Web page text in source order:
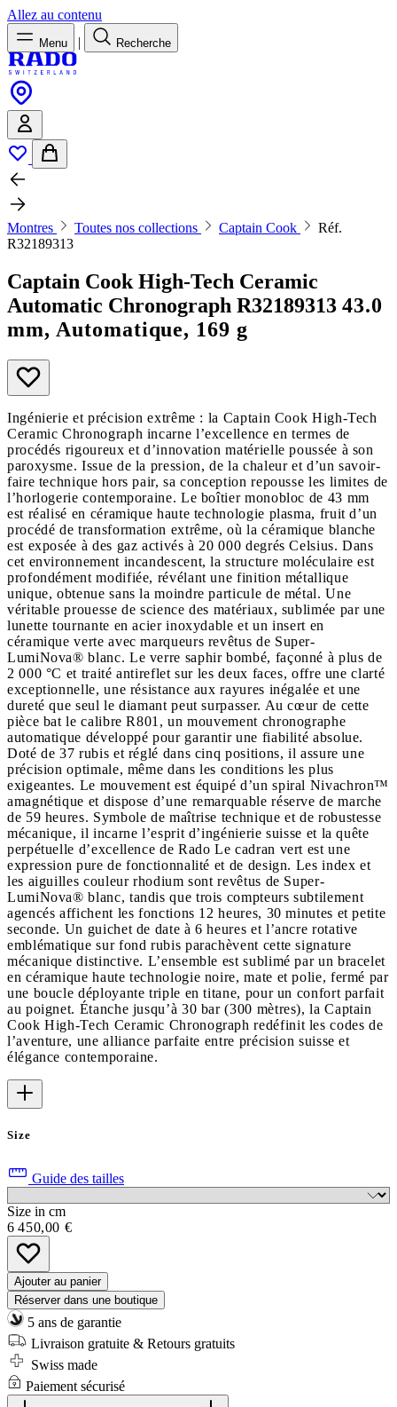
Allez au contenu
Menu | Recherche
Montres Toutes nos collections Captain Cook
Réf.
R32189313
Captain Cook High-Tech Ceramic
Automatic Chronograph R32189313 43.0
mm, Automatique, 169 g
Ingénierie et précision extrême : la Captain Cook High-Tech
Ceramic Chronograph incarne l’excellence en termes de
procédés rigoureux et d’innovation matérielle poussée à son
paroxysme. Issue de la pression, de la chaleur et d’un savoir-
faire technique hors pair, sa conception repousse les limites de
l’horlogerie contemporaine. Le boîtier monobloc de 43 mm
est réalisé en céramique haute technologie plasma, fruit d’un
procédé de transformation extrême, où la céramique blanche
est exposée à des gaz activés à 20 000 degrés Celsius. Dans
cet environnement incandescent, la structure moléculaire est
profondément modifiée, révélant une finition métallique
unique, obtenue sans la moindre particule de métal. Une
véritable prouesse de science des matériaux, sublimée par une
lunette tournante en acier inoxydable et un insert en
céramique verte avec marqueurs revêtus de Super-
LumiNova® blanc. Le verre saphir bombé, façonné à plus de
2 000 °C et traité antireflet sur les deux faces, offre une clarté
exceptionnelle, une résistance aux rayures inégalée et une
dureté que seul le diamant peut surpasser. Au cœur de cette
pièce bat le calibre R801, un mouvement chronographe
automatique développé pour garantir une fiabilité absolue.
Doté de 37 rubis et réglé dans cinq positions, il assure une
précision optimale, même dans les conditions les plus
exigeantes. Le mouvement est équipé d’un spiral Nivachron™
amagnétique et dispose d’une remarquable réserve de marche
de 59 heures. Symbole de maîtrise technique et de robustesse
mécanique, il incarne l’esprit d’ingénierie suisse et la quête
perpétuelle d’excellence de Rado Le cadran vert est une
expression pure de fonctionnalité et de design. Les index et
les aiguilles couleur rhodium sont revêtus de Super-
LumiNova® blanc, tandis que trois compteurs subtilement
agencés affichent les fonctions 12 heures, 30 minutes et petite
seconde. Un guichet de date à 6 heures et l’ancre rotative
emblématique sur fond rubis parachèvent cette signature
mécanique distinctive. L’ensemble est sublimé par un bracelet
en céramique haute technologie noire, mate et polie, fermé par
une boucle déployante triple en titane, pour un confort parfait
au poignet. Étanche jusqu’à 30 bar (300 mètres), la Captain
Cook High-Tech Ceramic Chronograph redéfinit les codes de
l’aventure, une alliance parfaite entre précision suisse et
élégance contemporaine.
Size
Guide des tailles
Size in cm
6 450,00 €
Ajouter au panier
Réserver dans une boutique
5 ans de garantie
Livraison gratuite & Retours gratuits
Swiss made
Paiement sécurisé